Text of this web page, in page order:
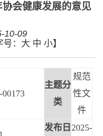
会健康发展的意见
10-09
号： 大 中 小】
00173
主题分
类
规范
性文
件
发布日 2025-